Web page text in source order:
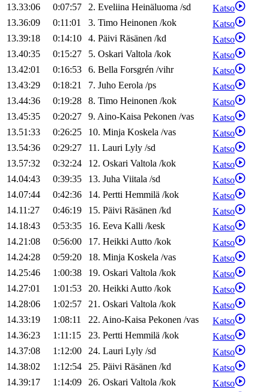
13.33:06
0:07:57 2. Eveliina Heinäluoma /sd
Katso
13.36:09
0:11:01 3. Timo Heinonen /kok
Katso
13.39:18
0:14:10 4. Päivi Räsänen /kd
Katso
13.40:35
0:15:27 5. Oskari Valtola /kok
Katso
13.42:01
0:16:53 6. Bella Forsgrén /vihr
Katso
13.43:29
0:18:21 7. Juho Eerola /ps
Katso
13.44:36
0:19:28 8. Timo Heinonen /kok
Katso
13.45:35
0:20:27 9. Aino-Kaisa Pekonen /vas
Katso
13.51:33
0:26:25 10. Minja Koskela /vas
Katso
13.54:36
0:29:27 11. Lauri Lyly /sd
Katso
13.57:32
0:32:24 12. Oskari Valtola /kok
Katso
14.04:43
0:39:35 13. Juha Viitala /sd
Katso
14.07:44
0:42:36 14. Pertti Hemmilä /kok
Katso
14.11:27
0:46:19 15. Päivi Räsänen /kd
Katso
14.18:43
0:53:35 16. Eeva Kalli /kesk
Katso
14.21:08
0:56:00 17. HeikkiAutto /kok
Katso
14.24:28
0:59:20 18. Minja Koskela /vas
Katso
14.25:46
1:00:38 19. Oskari Valtola /kok
Katso
14.27:01
1:01:53 20. HeikkiAutto /kok
Katso
14.28:06
1:02:57 21. Oskari Valtola /kok
Katso
14.33:19
1:08:11 22. Aino-Kaisa Pekonen /vas
Katso
14.36:23
1:11:15 23. Pertti Hemmilä /kok
Katso
14.37:08
1:12:00 24. Lauri Lyly /sd
Katso
14.38:02
1:12:54 25. Päivi Räsänen /kd
Katso
14.39:17
1:14:09 26. Oskari Valtola /kok
Katso